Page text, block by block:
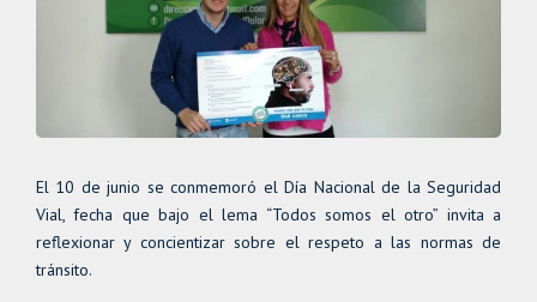
El 10 de junio se conmemoró el Día Nacional de la Seguridad
Vial, fecha que bajo el lema “Todos somos el otro” invita a
reflexionar y concientizar sobre el respeto a las normas de
tránsito.